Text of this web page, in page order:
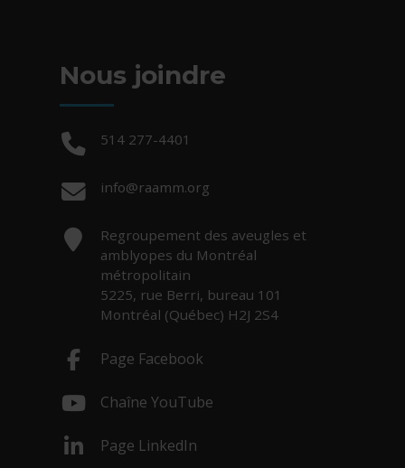
Nous joindre
Téléphone :
514 277-4401
Courriel :
info@raamm.org
Adresse :
Regroupement des aveugles et
amblyopes du Montréal
métropolitain
5225, rue Berri, bureau 101
Montréal (Québec) H2J 2S4
Page Facebook
Chaîne YouTube
Page LinkedIn